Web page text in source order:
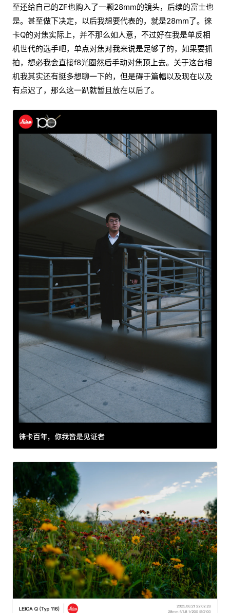
至还给自己的ZF也购入了一颗28mm的镜头，后续的富士也
是。甚至做下决定，以后我想要代表的，就是28mm了。徕
卡Q的对焦实际上，并不那么如人意，不过好在我是单反相
机世代的选手吧，单点对焦对我来说是足够了的，如果要抓
拍，想必我会直接f8光圈然后手动对焦顶上去。关于这台相
机我其实还有挺多想聊一下的，但是碍于篇幅以及现在以及
有点迟了，那么这一趴就暂且放在以后了。